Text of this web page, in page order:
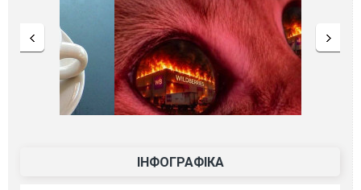
ІНФОГРАФІКА